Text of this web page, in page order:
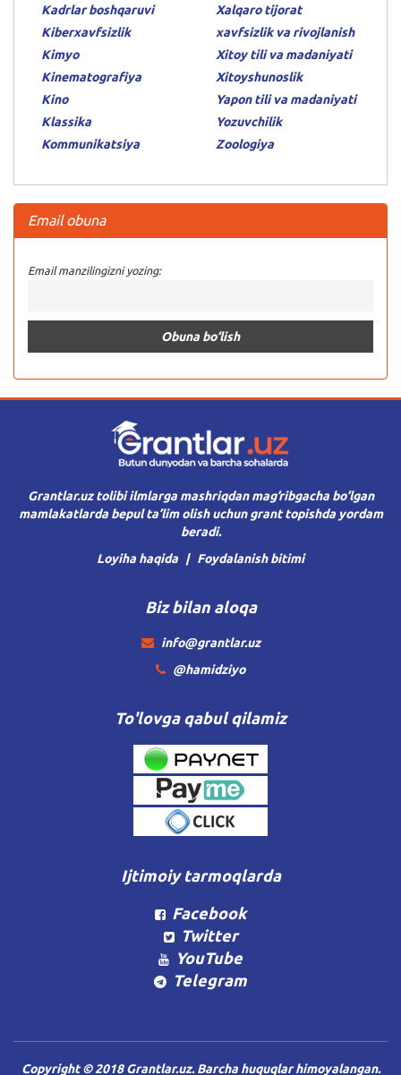
Kadrlar boshqaruvi
Kiberxavfsizlik
Kimyo
Kinematografiya
Kino
Klassika
Kommunikatsiya
Xalqaro tijorat
xavfsizlik va rivojlanish
Xitoy tili va madaniyati
Xitoyshunoslik
Yapon tili va madaniyati
Yozuvchilik
Zoologiya
Email obuna
Email manzilingizni yozing:
Grantlar.uz tolibi ilmlarga mashriqdan mag’ribgacha bo’lgan
mamlakatlarda bepul ta’lim olish uchun grant topishda yordam
beradi.
Loyiha haqida
Foydalanish bitimi
Biz bilan aloqa
info@grantlar.uz
@hamidziyo
To'lovga qabul qilamiz
Ijtimoiy tarmoqlarda
Facebook
Twitter
YouTube
Telegram
Copyright © 2018 Grantlar.uz. Barcha huquqlar himoyalangan.